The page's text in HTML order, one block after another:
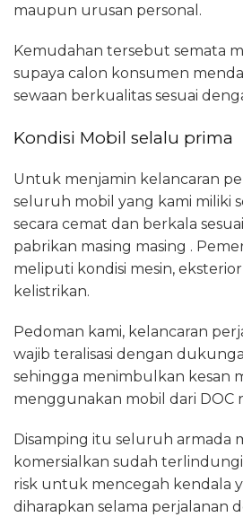
maupun urusan personal.
Kemudahan tersebut semata
supaya calon konsumen
sewaan berkualitas sesuai
Kondisi Mobil selalu prima
Untuk menjamin kelancaran
seluruh mobil yang kami miliki
secara cemat dan berkala
pabrikan masing masing .
meliputi kondisi mesin,
kelistrikan.
Pedoman kami, kelancaran
wajib teralisasi dengan
sehingga menimbulkan kesan
menggunakan mobil dari DOC
Disamping itu seluruh armada
komersialkan sudah terlindungi
risk untuk mencegah kendala
diharapkan selama perjalanan